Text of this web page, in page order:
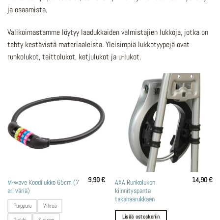
ja osaamista.
Valikoimastamme löytyy laadukkaiden valmistajien lukkoja, jotka on
tehty kestävistä materiaaleista. Yleisimpiä lukkotyypejä ovat
runkolukot, taittolukot, ketjulukot ja u-lukot.
M-wave Koodilukko 65cm (7
eri väriä)
Purppura
Vihreä
9,90€
Tällä
tuotteella
on
useampi
AXA Runkolukon
kiinnityspanta
takahaarukkaan
14,90€
Lisää ostoskoriin